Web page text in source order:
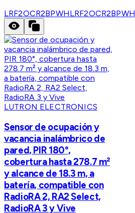
LRF2OCR2BPWHLRF2OCR2BPWH
LUTRON ELECTRONICS
Sensor de ocupación y
vacancia inalámbrico de
pared, PIR 180°,
cobertura hasta 278.7 m²
y alcance de 18.3 m, a
batería, compatible con
RadioRA 2, RA2 Select,
RadioRA 3 y Vive